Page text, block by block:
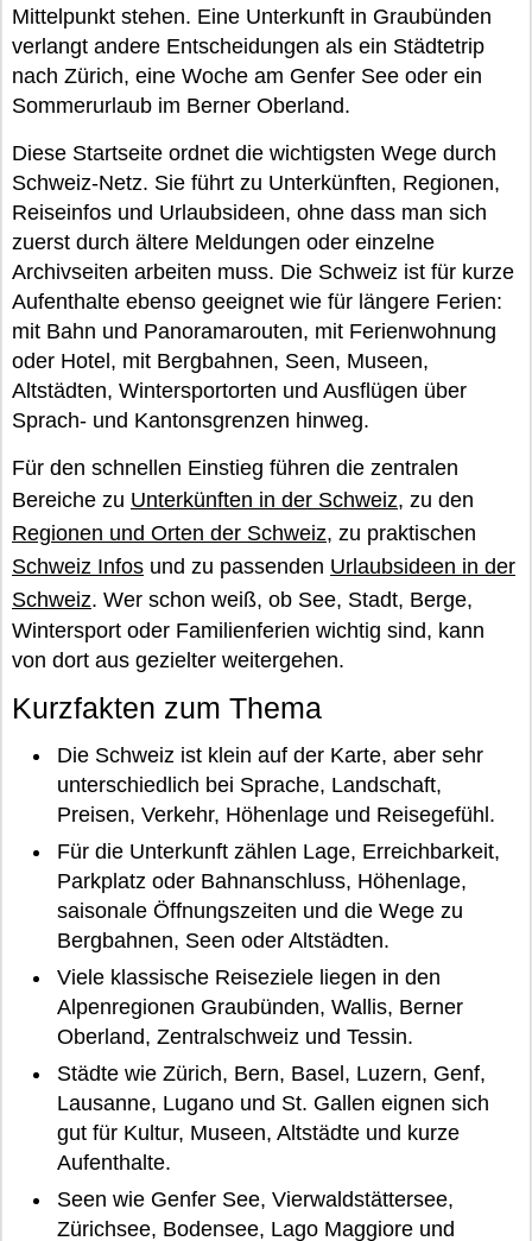
Mittelpunkt stehen. Eine Unterkunft in Graubünden
verlangt andere Entscheidungen als ein Städtetrip
nach Zürich, eine Woche am Genfer See oder ein
Sommerurlaub im Berner Oberland.
Diese Startseite ordnet die wichtigsten Wege durch
Schweiz-Netz. Sie führt zu Unterkünften, Regionen,
Reiseinfos und Urlaubsideen, ohne dass man sich
zuerst durch ältere Meldungen oder einzelne
Archivseiten arbeiten muss. Die Schweiz ist für kurze
Aufenthalte ebenso geeignet wie für längere Ferien:
mit Bahn und Panoramarouten, mit Ferienwohnung
oder Hotel, mit Bergbahnen, Seen, Museen,
Altstädten, Wintersportorten und Ausflügen über
Sprach- und Kantonsgrenzen hinweg.
Für den schnellen Einstieg führen die zentralen
Bereiche zu Unterkünften in der Schweiz, zu den
Regionen und Orten der Schweiz, zu praktischen
Schweiz Infos und zu passenden Urlaubsideen in der
Schweiz. Wer schon weiß, ob See, Stadt, Berge,
Wintersport oder Familienferien wichtig sind, kann
von dort aus gezielter weitergehen.
Kurzfakten zum Thema
Die Schweiz ist klein auf der Karte, aber sehr
unterschiedlich bei Sprache, Landschaft,
Preisen, Verkehr, Höhenlage und Reisegefühl.
Für die Unterkunft zählen Lage, Erreichbarkeit,
Parkplatz oder Bahnanschluss, Höhenlage,
saisonale Öffnungszeiten und die Wege zu
Bergbahnen, Seen oder Altstädten.
Viele klassische Reiseziele liegen in den
Alpenregionen Graubünden, Wallis, Berner
Oberland, Zentralschweiz und Tessin.
Städte wie Zürich, Bern, Basel, Luzern, Genf,
Lausanne, Lugano und St. Gallen eignen sich
gut für Kultur, Museen, Altstädte und kurze
Aufenthalte.
Seen wie Genfer See, Vierwaldstättersee,
Zürichsee, Bodensee, Lago Maggiore und